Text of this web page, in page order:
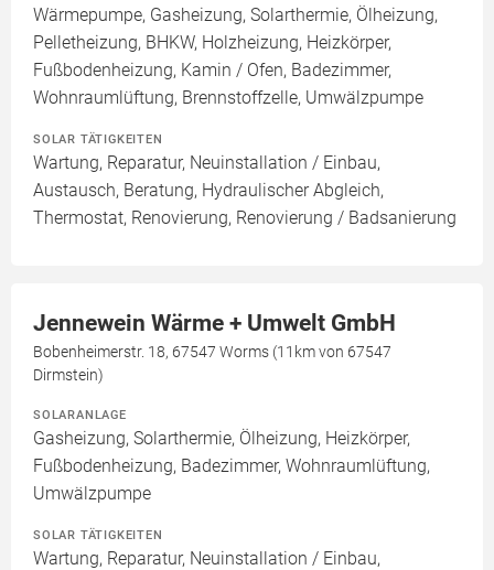
Wärmepumpe, Gasheizung, Solarthermie, Ölheizung,
Pelletheizung, BHKW, Holzheizung, Heizkörper,
Fußbodenheizung, Kamin / Ofen, Badezimmer,
Wohnraumlüftung, Brennstoffzelle, Umwälzpumpe
SOLAR TÄTIGKEITEN
Wartung, Reparatur, Neuinstallation / Einbau,
Austausch, Beratung, Hydraulischer Abgleich,
Thermostat, Renovierung, Renovierung / Badsanierung
Jennewein Wärme + Umwelt GmbH
Bobenheimerstr. 18, 67547 Worms (11km von 67547
Dirmstein)
SOLARANLAGE
Gasheizung, Solarthermie, Ölheizung, Heizkörper,
Fußbodenheizung, Badezimmer, Wohnraumlüftung,
Umwälzpumpe
SOLAR TÄTIGKEITEN
Wartung, Reparatur, Neuinstallation / Einbau,